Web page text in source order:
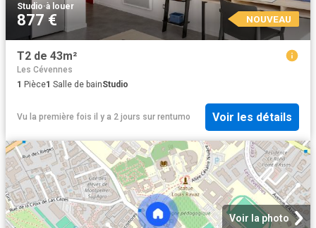
Studio·à louer
877 € NOUVEAU
T2 de 43m²
Les Cévennes
1 Pièce1 Salle de bainStudio
Vu la première fois il y a 2 jours sur rentumo Voir les détails
Voir la photo